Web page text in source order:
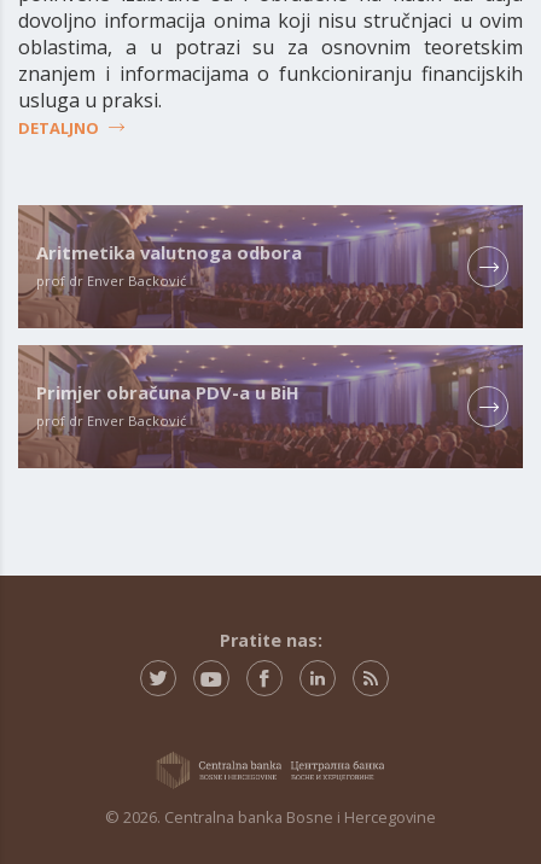
dovoljno informacija onima koji nisu stručnjaci u ovim
oblastima, a u potrazi su za osnovnim teoretskim
znanjem i informacijama o funkcioniranju financijskih
usluga u praksi.
DETALJNO
Aritmetika valutnoga odbora
prof dr Enver Backović
Primjer obračuna PDV-a u BiH
prof dr Enver Backović
Pratite nas:
© 2026. Centralna banka Bosne i Hercegovine